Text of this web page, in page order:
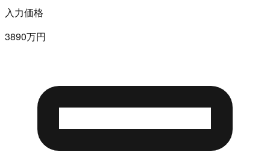
入力価格
3890万円